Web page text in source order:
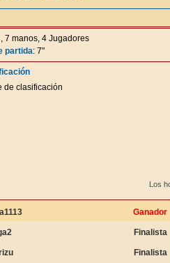
, 7 manos, 4 Jugadores
partida: 7"
de clasificación
Los
Ganador
Finalista
Finalista